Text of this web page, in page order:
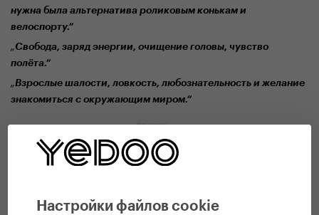
Настройки файлов cookie
нужна была альтернатива роликовым конькам и
велоспорту.“
„Свобода, заряд энергии, очищение головы, чувство
полёта.“
„Взрослые шалости, ловкость, любознательность и желание
знакомиться с окружающим миром.“